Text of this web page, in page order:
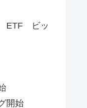
ETF ビッ
開始